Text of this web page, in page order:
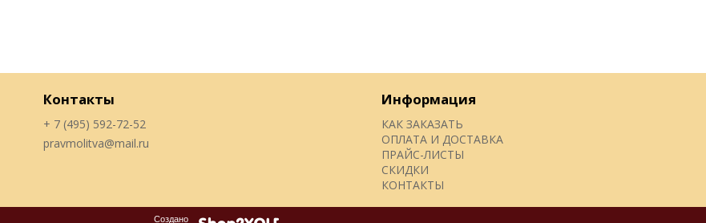
Контакты
+ 7 (495) 592-72-52
pravmolitva@mail.ru
Информация
КАК ЗАКАЗАТЬ
ОПЛАТА И ДОСТАВКА
ПРАЙС-ЛИСТЫ
СКИДКИ
КОНТАКТЫ
Создано